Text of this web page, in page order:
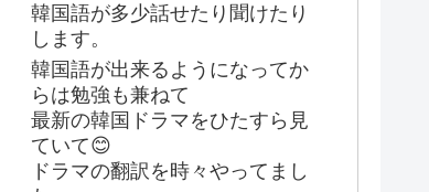
韓国語が多少話せたり聞けたり
します。
韓国語が出来るようになってか
らは勉強も兼ねて
最新の韓国ドラマをひたすら見
ていて😊
ドラマの翻訳を時々やってまし